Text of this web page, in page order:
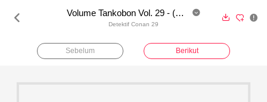
 Volume Tankobon Vol. 29 - (Coba Baca) 
Detektif Conan 29
  
Sebelum Berikut